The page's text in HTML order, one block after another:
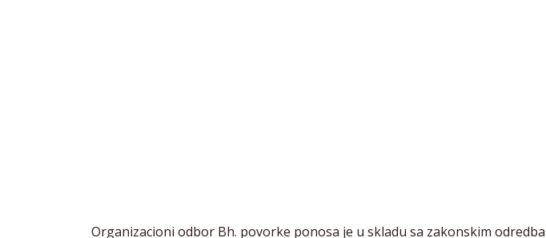
Organizacioni odbor Bh. povorke ponosa je u skladu sa zakonskim